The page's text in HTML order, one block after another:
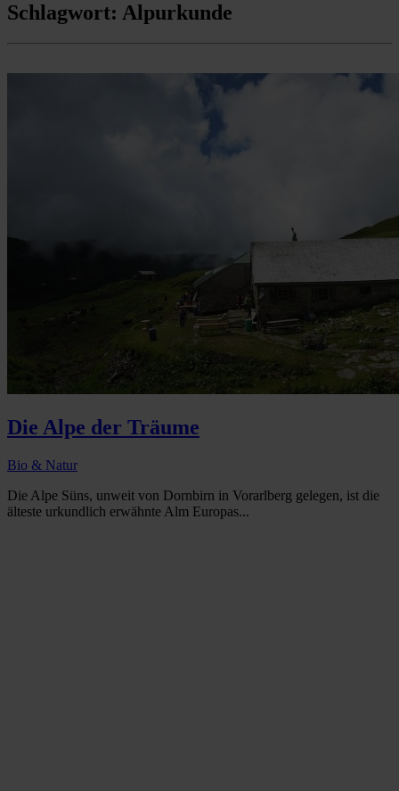
Schlagwort: Alpurkunde
Die Alpe der Träume
Bio & Natur
Die Alpe Süns, unweit von Dornbirn in Vorarlberg gelegen, ist die
älteste urkundlich erwähnte Alm Europas...